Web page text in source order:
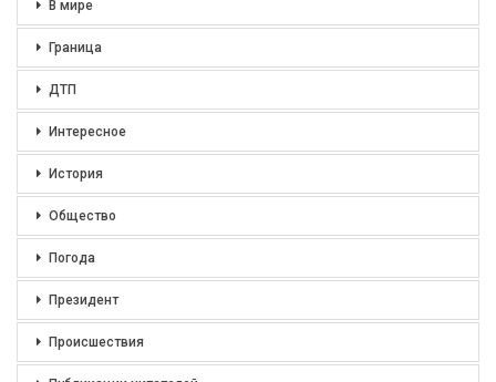
В мире
Граница
ДТП
Интересное
История
Общество
Погода
Президент
Происшествия